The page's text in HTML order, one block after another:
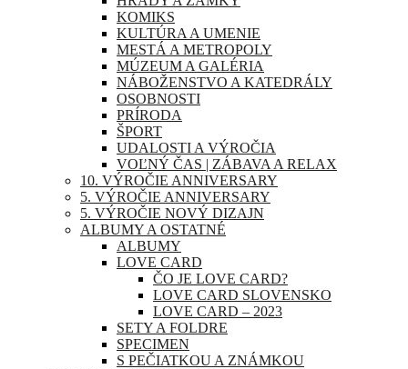
KOMIKS
KULTÚRA A UMENIE
MESTÁ A METROPOLY
MÚZEUM A GALÉRIA
NÁBOŽENSTVO A KATEDRÁLY
OSOBNOSTI
PRÍRODA
ŠPORT
UDALOSTI A VÝROČIA
VOĽNÝ ČAS | ZÁBAVA A RELAX
10. VÝROČIE ANNIVERSARY
5. VÝROČIE ANNIVERSARY
5. VÝROČIE NOVÝ DIZAJN
ALBUMY A OSTATNÉ
ALBUMY
LOVE CARD
ČO JE LOVE CARD?
LOVE CARD SLOVENSKO
LOVE CARD – 2023
SETY A FOLDRE
SPECIMEN
S PEČIATKOU A ZNÁMKOU